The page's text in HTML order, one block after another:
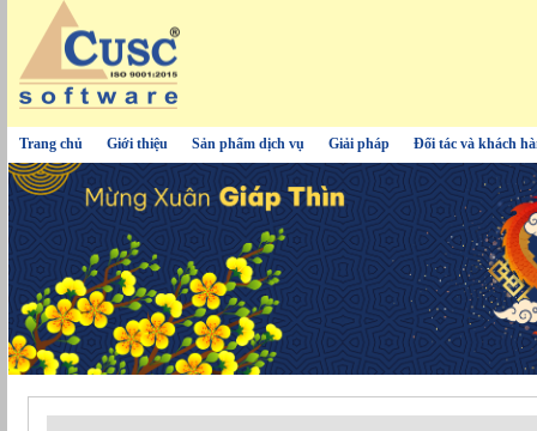
Trang chủ Giới thiệu Sản phẩm dịch vụ Giải pháp Đối tác và khách